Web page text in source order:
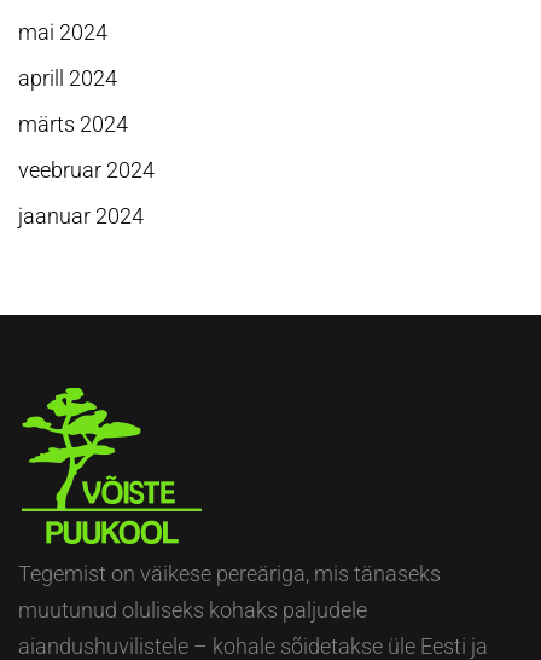
mai 2024
aprill 2024
märts 2024
veebruar 2024
jaanuar 2024
Tegemist on väikese pereäriga, mis tänaseks
muutunud oluliseks kohaks paljudele
aiandushuvilistele – kohale sõidetakse üle Eesti ja